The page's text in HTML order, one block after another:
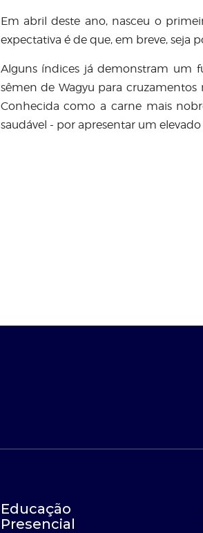
Em abril deste ano, nasceu o
expectativa é de que, em breve, seja
Alguns índices já demonstram um
sêmen de Wagyu para cruzamentos
Conhecida como a carne mais
saudável - por apresentar um
Educação
Presencial